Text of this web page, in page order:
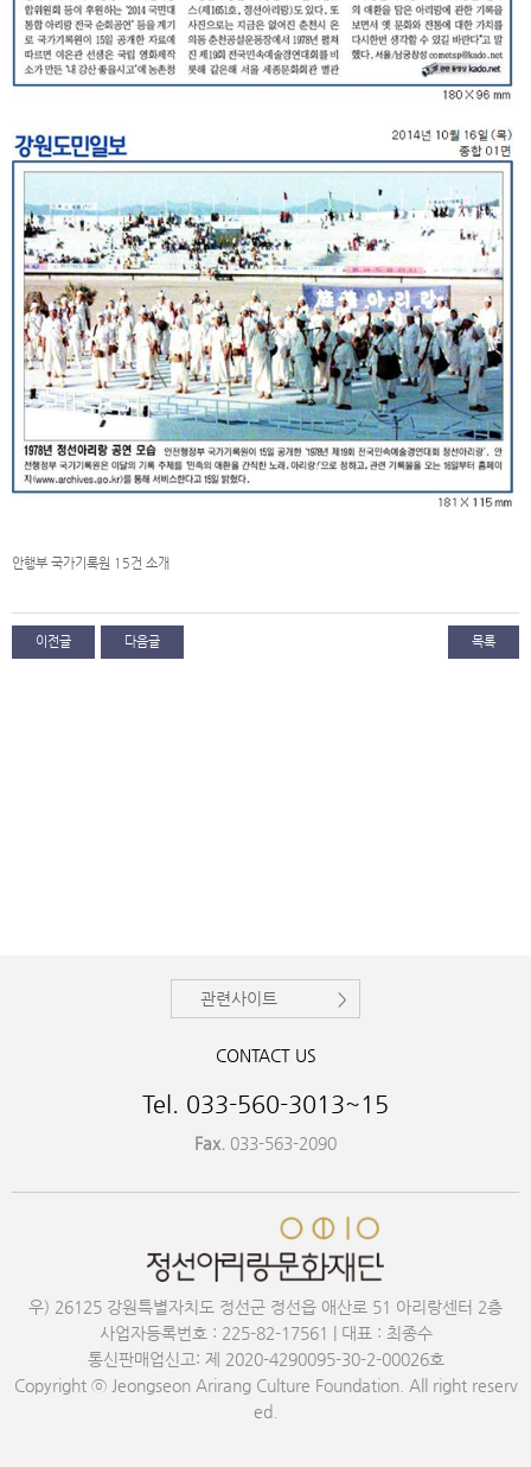
안행부 국가기록원 15건 소개
이전글 다음글 목록
관련사이트
CONTACT US
Tel. 033-560-3013~15
Fax. 033-563-2090
우) 26125 강원특별자치도 정선군 정선읍 애산로 51 아리랑센터 2층
사업자등록번호 : 225-82-17561 | 대표 : 최종수
통신판매업신고: 제 2020-4290095-30-2-00026호
Copyright ⓒ Jeongseon Arirang Culture Foundation. All right reserv
ed.